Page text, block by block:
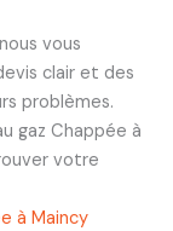
vous
clair et des
problèmes.
gaz Chappée à
votre
à Maincy